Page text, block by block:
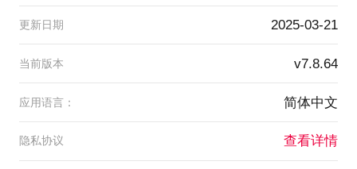
更新日期 2025-03-21
当前版本 v7.8.64
应用语言： 简体中文
隐私协议 查看详情